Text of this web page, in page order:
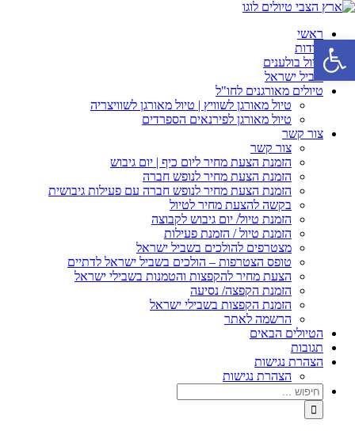
ראשי
אודות
טיול בולענים
שביל ישראל
טיולים מאורגנים לחו"ל
טיול מאורגן לשוויץ | טיול מאורגן לשוויצריה
טיול מאורגן לפירנאים הספרדים
צור קשר
צור קשר
הזמנת הצעת מחיר ליום כיף | יום גיבוש
הזמנת הצעת מחיר לנופש חברה
הזמנת הצעת מחיר לנופש חברה עם פעילות גיבושית
בקשה להצעת מחיר לטיול
הזמנת טיול/ יום גיבוש לקבוצה
הזמנת טיול / הזמנת פעילות
מצטרפים להולכים בשביל ישראל
טופס הצטרפות – הולכים בשביל ישראל לדתיים
הצעת מחיר להקפצות והטמנות בשבילי ישראל
הזמנת הקפצה/ נסיעה
הזמנת הקפצות בשבילי ישראל
הרשמה לאתר
הטיולים הבאים
תגובות
הצהרת נגישות
הצהרת נגישות
פתח סרגל נגישות